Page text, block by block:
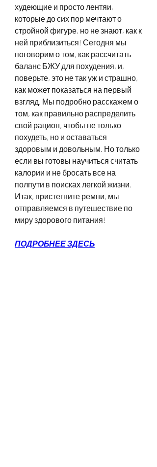
худеющие и просто лентяи,
которые до сих пор мечтают о
стройной фигуре, но не знают, как к
ней приблизиться! Сегодня мы
поговорим о том, как рассчитать
баланс БЖУ для похудения, и,
поверьте, это не так уж и страшно,
как может показаться на первый
взгляд. Мы подробно расскажем о
том, как правильно распределить
свой рацион, чтобы не только
похудеть, но и оставаться
здоровым и довольным. Но только
если вы готовы научиться считать
калории и не бросать все на
полпути в поисках легкой жизни.
Итак, пристегните ремни, мы
отправляемся в путешествие по
миру здорового питания!
ПОДРОБНЕЕ ЗДЕСЬ